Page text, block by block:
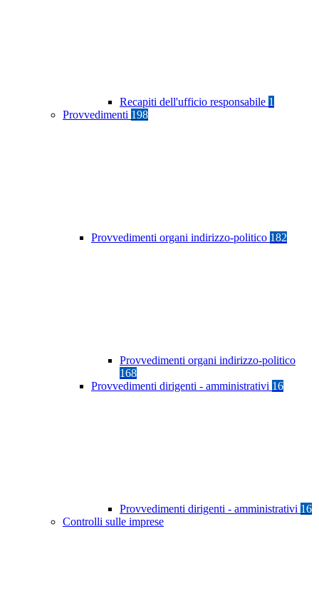
Recapiti dell'ufficio responsabile 1
Provvedimenti 198
Provvedimenti organi indirizzo-politico 182
Provvedimenti organi indirizzo-politico
168
Provvedimenti dirigenti - amministrativi 16
Provvedimenti dirigenti - amministrativi 16
Controlli sulle imprese